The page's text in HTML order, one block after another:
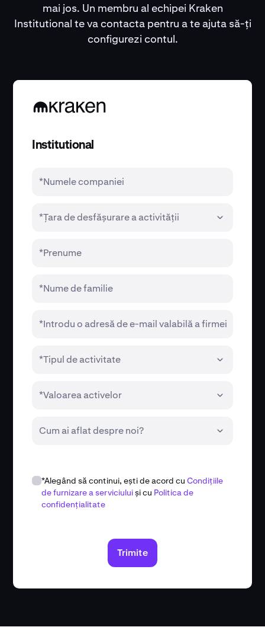
mai jos. Un membru al echipei Kraken
Institutional te va contacta pentru a te ajuta să-ți
configurezi contul.
Institutional
*Numele companiei
*Țara de desfășurare a activității
*Prenume
*Nume de familie
*Introdu o adresă de e-mail valabilă a firmei
*Tipul de activitate
*Valoarea activelor
Cum ai aflat despre noi?
*Alegând să continui, ești de acord cuCondițiile
de furnizare a serviciuluiși cu Politica de
confidențialitate
Trimite